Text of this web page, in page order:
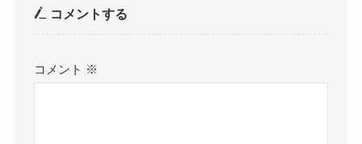
コメントする
コメント ※